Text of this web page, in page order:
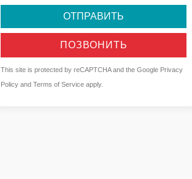
ОТПРАВИТЬ
ПОЗВОНИТЬ
This site is protected by reCAPTCHA and the Google Privacy
Policy andTerms of Service apply.